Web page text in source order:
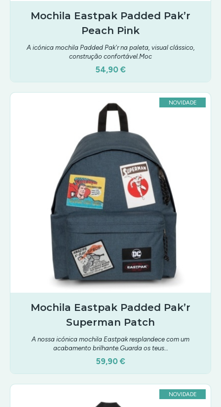
Mochila Eastpak Padded Pak’r
Peach Pink
A icónica mochila Padded Pak'r na paleta, visual clássico,
construção confortável.Moc
54,90 €
NOVIDADE
Mochila Eastpak Padded Pak’r
Superman Patch
A nossa icónica mochila Eastpak resplandece com um
acabamento brilhante.Guarda os teus…
59,90 €
NOVIDADE